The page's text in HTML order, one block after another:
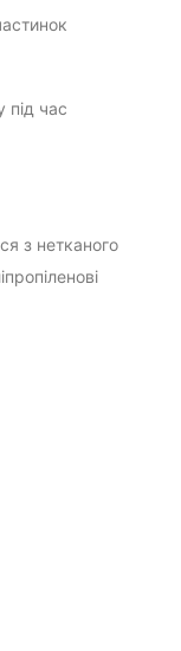
під час
з нетканого